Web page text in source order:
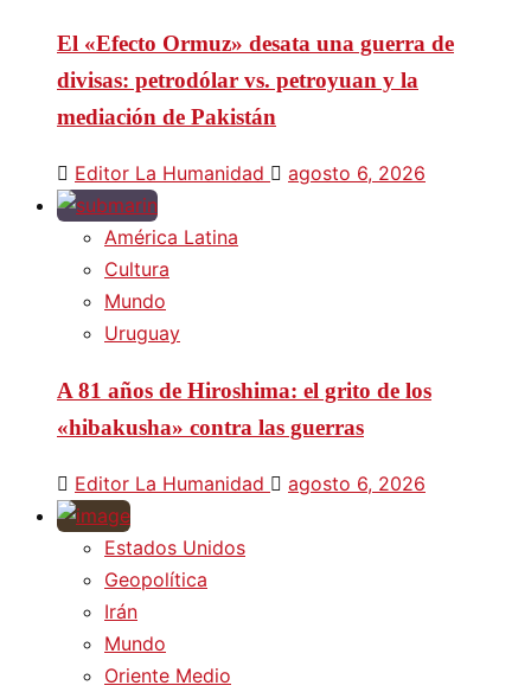
El «Efecto Ormuz» desata una guerra de
divisas: petrodólar vs. petroyuan y la
mediación de Pakistán
Editor La Humanidad agosto 6, 2026
América Latina
Cultura
Mundo
Uruguay
A 81 años de Hiroshima: el grito de los
«hibakusha» contra las guerras
Editor La Humanidad agosto 6, 2026
Estados Unidos
Geopolítica
Irán
Mundo
Oriente Medio